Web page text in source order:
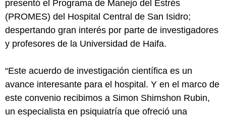
presentó el Programa de Manejo del Estrés
(PROMES) del Hospital Central de San Isidro;
despertando gran interés por parte de investigadores
y profesores de la Universidad de Haifa.
“Este acuerdo de investigación científica es un
avance interesante para el hospital. Y en el marco de
este convenio recibimos a Simon Shimshon Rubin,
un especialista en psiquiatría que ofreció una